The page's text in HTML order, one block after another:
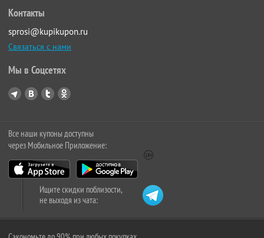
Контакты
sprosi@kupikupon.ru
Связаться с нами
Мы в Соцсетях
Все наши купоны доступны
через Мобильное Приложение:
Ищите скидки поблизости,
не выходя из чата: